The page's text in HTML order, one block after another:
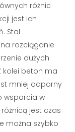
różnic
jest ich
Stal
rozciąganie
dużych
kolei beton ma
mniej odporny
wsparcia w
jest czas
można szybko